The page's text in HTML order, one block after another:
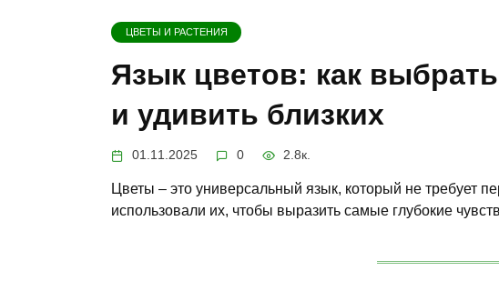
ЦВЕТЫ И РАСТЕНИЯ
Язык цветов: как
и удивить близких
01.11.2025 0 2.8к.
Цветы – это универсальный язык, который не требует
использовали их, чтобы выразить самые глубокие